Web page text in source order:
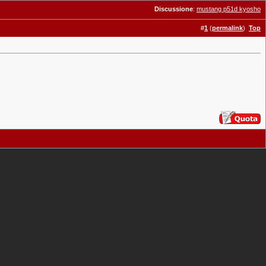
Discussione: mustang p51d kyosho
#1 (permalink) Top